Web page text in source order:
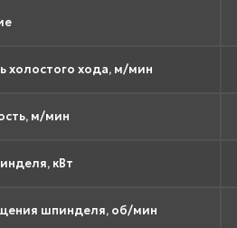
холостого хода, м/мин
м/мин
кВт
шпинделя, об/мин